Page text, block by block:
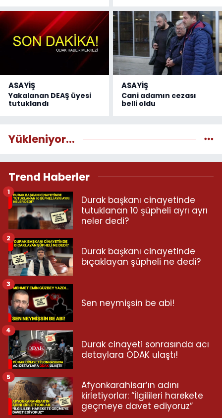
ASAYİŞ
Yakalanan DEAŞ üyesi
tutuklandı
ASAYİŞ
Cani adamın cezası
belli oldu
Yükleniyor...
Trend Haberler
Durak başkanı cinayetinde
tutuklanan 10 şüpheli ayrı ayrı
neler dedi?
1
Durak başkanı cinayetinde
bıçaklayan şüpheli ne dedi?
2
Sen neymişsin be abi!
3
Durak cinayeti sonrasında acı
detaylara ODAK ulaştı!
4
Afyonkarahisar’ın adını
kirletiyorlar: “İlgilileri harekete
geçmeye davet ediyoruz”
5